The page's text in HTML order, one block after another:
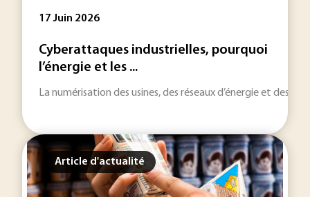
17 Juin 2026
Cyberattaques industrielles, pourquoi
l’énergie et les ...
La numérisation des usines, des réseaux d’énergie et des
Article d'actualité